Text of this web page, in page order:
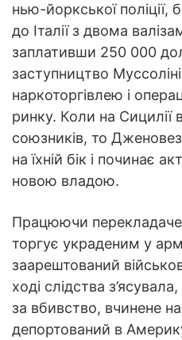
нью-йоркської
до Італії з двома
заплативши 250 000
заступництво
наркоторгівлею і
ринку. Коли на Сицилії
союзників, то
на їхній бік і починає
новою владою.
Працюючи
торгує украденим у
заарештований
ході слідства
за вбивство, вчинене
депортований в